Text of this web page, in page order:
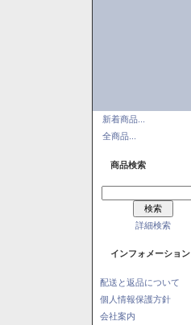
新着商品...
全商品...
商品検索
詳細検索
インフォメーション
配送と返品について
個人情報保護方針
会社案内